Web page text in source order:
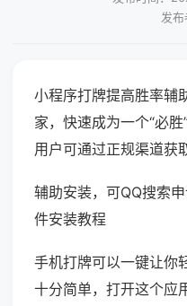
发
小程序打牌提高胜率辅
家，快速成为一个“必
用户可通过正规渠道获
辅助安装，可QQ搜索
件安装教程
手机打牌可以一键让你
十分简单，打开这个应